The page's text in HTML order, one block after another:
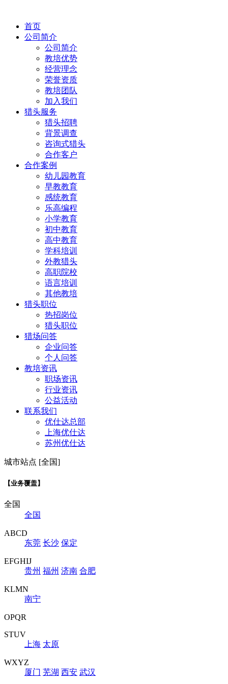
首页
公司简介
公司简介
教培优势
经营理念
荣誉资质
教培团队
加入我们
猎头服务
猎头招聘
背景调查
咨询式猎头
合作客户
合作案例
幼儿园教育
早教教育
感统教育
乐高编程
小学教育
初中教育
高中教育
学科培训
外教猎头
高职院校
语言培训
其他教培
猎头职位
热招岗位
猎头职位
猎场问答
企业问答
个人问答
教培资讯
职场资讯
行业资讯
公益活动
联系我们
优仕达总部
上海优仕达
苏州优仕达
城市站点 [全国]
【业务覆盖】
全国
全国
ABCD
东莞 长沙 保定
EFGHIJ
贵州 福州 济南 合肥
KLMN
南宁
OPQR
STUV
上海 太原
WXYZ
厦门 芜湖 西安 武汉